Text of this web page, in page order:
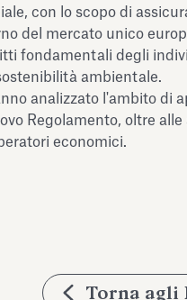
con lo scopo di
del mercato unico
fondamentali degli
ambientale.
analizzato l'ambito di
Regolamento, oltre alle
economici.
Torna agli